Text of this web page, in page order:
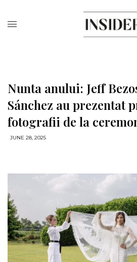
Nunta anului: Jeff
Sánchez au prezentat
fotografii de la
JUNE 28, 2025